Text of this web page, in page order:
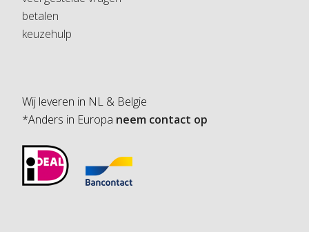
betalen
keuzehulp
Wij leveren in NL & Belgie
*Anders in Europa neem contact op